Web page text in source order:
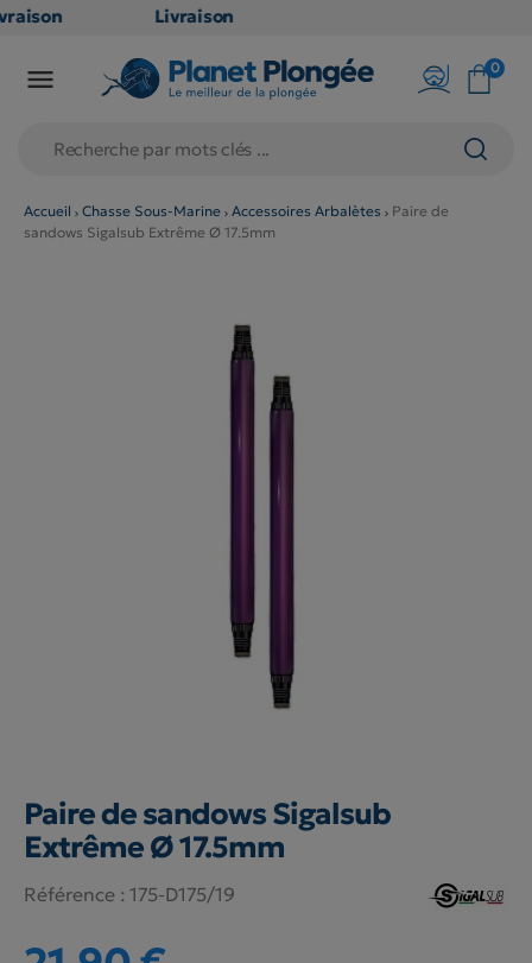
Livraison
en point
79€
(hors
produits
 0
Accueil Chasse Sous-Marine Accessoires Arbalètes
Paire de
sandows Sigalsub Extrême Ø 17.5mm
Paire de sandows Sigalsub
Extrême Ø 17.5mm
Référence : 175-D175/19